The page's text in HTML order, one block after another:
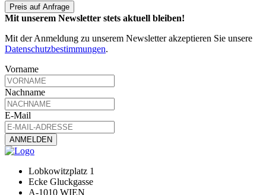
Preis auf Anfrage
Mit unserem Newsletter stets aktuell bleiben!
Mit der Anmeldung zu unserem Newsletter akzeptieren Sie unsere
Datenschutzbestimmungen.
Vorname
Nachname
E-Mail
Lobkowitzplatz 1
Ecke Gluckgasse
A-1010 WIEN